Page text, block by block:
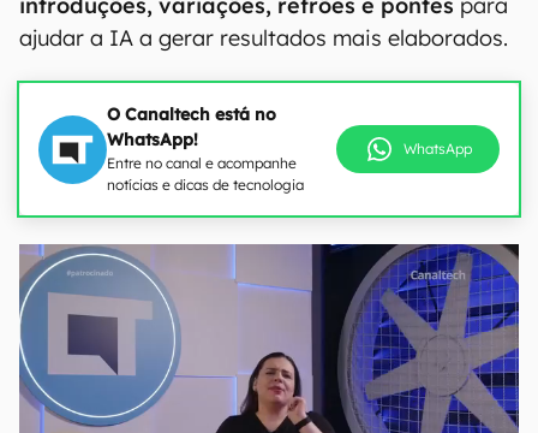
ajudar a IA a gerar resultados mais elaborados.
O Canaltech está no
WhatsApp!
Entre no canal e acompanhe
notícias e dicas de tecnologia
WhatsApp